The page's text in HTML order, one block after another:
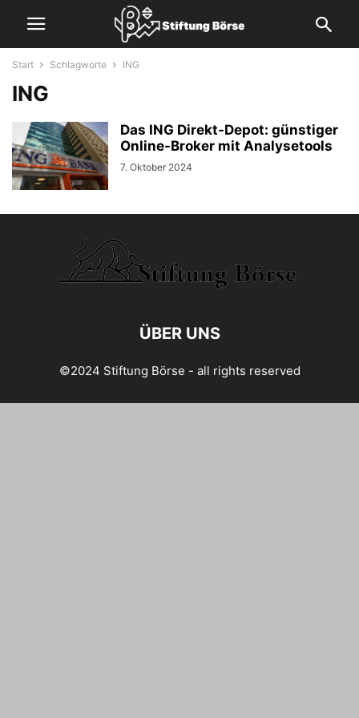
Start Schlagworte ING
ING
Das ING Direkt-Depot: günstiger
Online-Broker mit Analysetools
7. Oktober 2024
ÜBER UNS
©2024 Stiftung Börse - all rights reserved